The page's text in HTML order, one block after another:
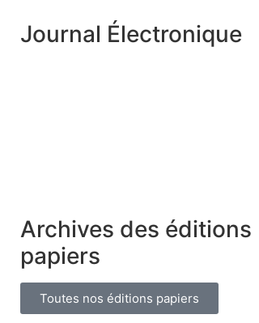
Journal Électronique
Archives des éditions
papiers
Toutes nos éditions papiers